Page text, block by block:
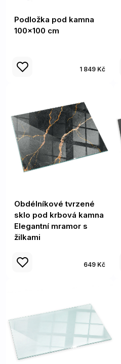
Podložka pod kamna
100x100 cm
1 849 Kč
Obdélníkové tvrzené
sklo pod krbová kamna
Elegantní mramor s
žilkami
649 Kč